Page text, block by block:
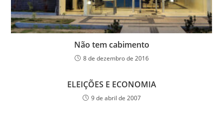
Não tem cabimento
8 de dezembro de 2016
ELEIÇÕES E ECONOMIA
9 de abril de 2007